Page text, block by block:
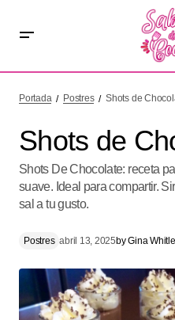
Portada Postres Shots de
Shots de
Shots De Chocolate: receta
suave. Ideal para compartir.
sal a tu gusto.
Postres abril 13, 2025byGina